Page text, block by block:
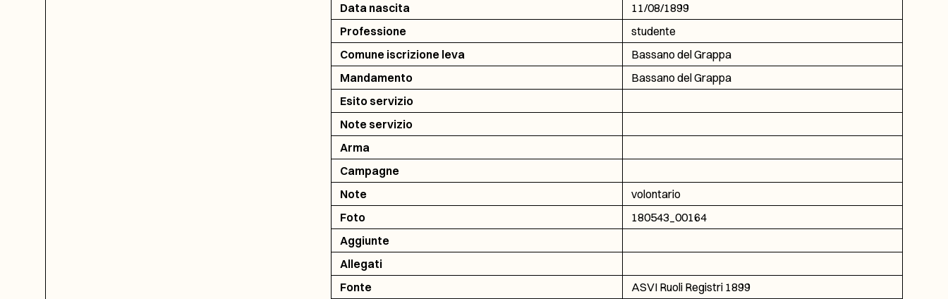
Data nascita
11/08/1899
Professione
studente
Comune iscrizione leva
Bassano del Grappa
Mandamento
Bassano del Grappa
Esito servizio
Note servizio
Arma
Campagne
Note
volontario
Foto
180543_00164
Aggiunte
Allegati
Fonte
ASVI Ruoli Registri 1899